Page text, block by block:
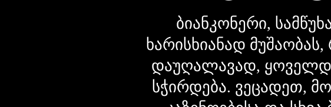
ბიანკონერი,
ხარისხიანად
დაუღალავად,
სჭირდება. ვეცადეთ,